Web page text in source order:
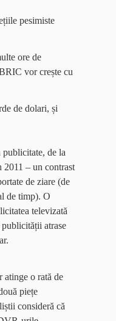
pesimiste
ore de
vor crește cu
de dolari, și
de la
– un contrast
de ziare (de
de timp). O
televizată
atrase
o rată de
piețe
consideră că